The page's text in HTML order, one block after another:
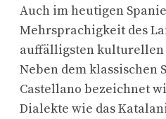
Auch im heutigen
Mehrsprachigkeit des
auffälligsten kulturellen
Neben dem klassischen
Castellano bezeichnet
Dialekte wie das